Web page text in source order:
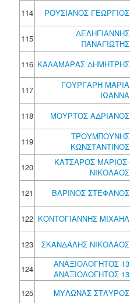
114
ΡΟΥΣΙΑΝΟΣ ΓΕΩΡΓΙΟΣ
115
ΔΕΛΗΓΙΑΝΝΗΣ
ΠΑΝΑΓΙΩΤΗΣ
116 ΚΑΛΑΜΑΡΑΣ ΔΗΜΗΤΡΗΣ
117
ΓΟΥΡΓΑΡΗ ΜΑΡΙΑ
ΙΩΑΝΝΑ
118
ΜΟΥΡΤΟΣ ΑΔΡΙΑΝΟΣ
119
ΤΡΟΥΜΠΟΥΝΗΣ
ΚΩΝΣΤΑΝΤΙΝΟΣ
120
ΚΑΤΣΑΡΟΣ ΜΑΡΙΟΣ-
ΝΙΚΟΛΑΟΣ
121
ΒΑΡΙΝΟΣ ΣΤΕΦΑΝΟΣ
122 ΚΟΝΤΟΓΙΑΝΝΗΣ ΜΙΧΑΗΛ
123 ΣΚΑΝΔΑΛΗΣ ΝΙΚΟΛΑΟΣ
124
ΑΝΑΞΙΟΛΟΓΗΤΟΣ 13
ΑΝΑΞΙΟΛΟΓΗΤΟΣ 13
125
ΜΥΛΩΝΑΣ ΣΤΑΥΡΟΣ